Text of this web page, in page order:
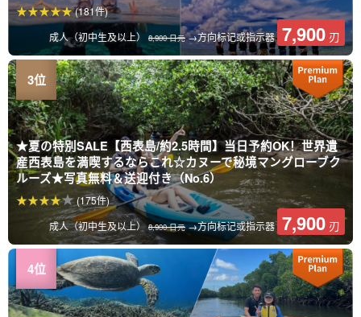
成人（初中生及以上）8,900 日元→方向标记或指示器 7,900 刃
(181件)
★夏の特別SALE【西表島/約2.5時間】当日予約OK！世界遺
産西表島を満喫するならこれ☆カヌーで秘境マングローブク
ルーズ★写真無料＆送迎付き（No.6）
成人（初中生及以上）8,900 日元→方向标记或指示器 7,900 刃
(175件)